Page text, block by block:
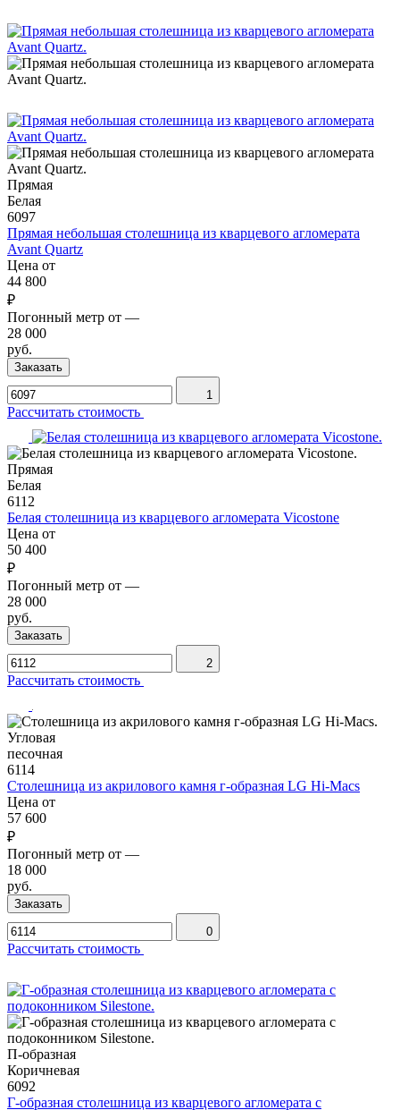
Прямая
Белая
6097
Прямая небольшая столешница из кварцевого агломерата
Avant Quartz
Цена от
44 800
₽
Погонный метр от —
28 000
руб.
Заказать
1
Рассчитать стоимость
Прямая
Белая
6112
Белая столешница из кварцевого агломерата Vicostone
Цена от
50 400
₽
Погонный метр от —
28 000
руб.
Заказать
2
Рассчитать стоимость
Угловая
песочная
6114
Столешница из акрилового камня г-образная LG Hi-Macs
Цена от
57 600
₽
Погонный метр от —
18 000
руб.
Заказать
0
Рассчитать стоимость
П-образная
Коричневая
6092
Г-образная столешница из кварцевого агломерата с